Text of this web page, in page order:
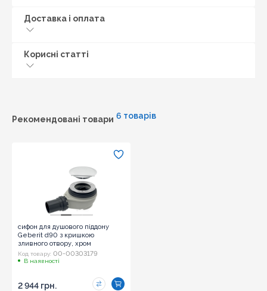
Доставка і оплата
Корисні статті
Рекомендовані товари 6 товарів
сифон для душового піддону
Geberit d90 з кришкою
зливного отвору, хром
глянцевий (150.552.21.1)
Код товару: 00-00303179
В наявності
2 944 грн.